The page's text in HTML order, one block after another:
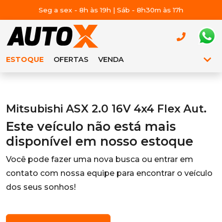
Seg a sex - 8h às 19h | Sáb - 8h30m às 17h
ESTOQUE OFERTAS VENDA
Mitsubishi ASX 2.0 16V 4x4 Flex Aut.
Este veículo não está mais
disponível em nosso estoque
Você pode fazer uma nova busca ou entrar em
contato com nossa equipe para encontrar o veículo
dos seus sonhos!